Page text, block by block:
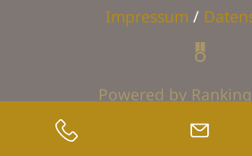
Impressum /
Powered by